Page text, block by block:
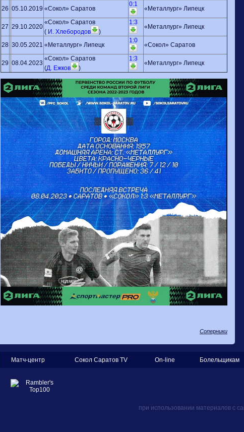
26 05.10.2019 «Сокол» Саратов
0:1
«Металлург» Липецк
27 29.10.2020
«Сокол» Саратов
( И. Хлебородов )
1:3
«Металлург» Липецк
28 30.05.2021 «Металлург» Липецк
1:0
«Сокол» Саратов
29 08.04.2023
«Сокол» Саратов
(Д. Ежков )
1:3
«Металлург» Липецк
Соперники
Матч-центр Сокол Саратов TV On-line Болельщикам
при использовании материалов с